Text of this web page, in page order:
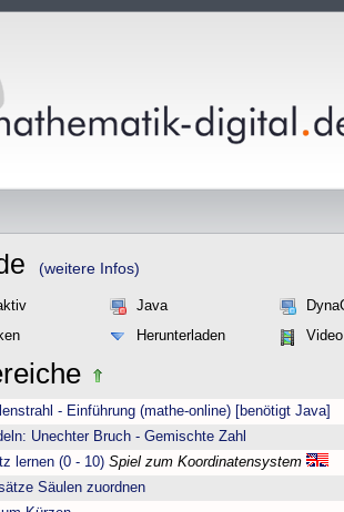
(weitere Infos)
Java
Herunterladen Video
- Einführung (mathe-online) [benötigt Java]
Unechter Bruch - Gemischte Zahl
lernen (0 - 10) Spiel zum Koordinatensystem
Säulen zuordnen